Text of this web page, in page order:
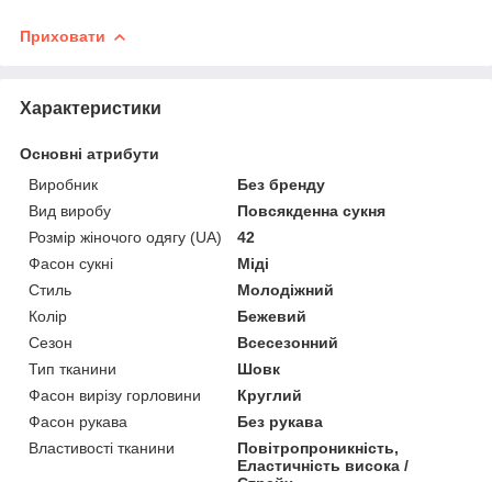
Приховати
Характеристики
Основні атрибути
Виробник
Без бренду
Вид виробу
Повсякденна сукня
Розмір жіночого одягу (UA)
42
Фасон сукні
Міді
Стиль
Молодіжний
Колір
Бежевий
Сезон
Всесезонний
Тип тканини
Шовк
Фасон вирізу горловини
Круглий
Фасон рукава
Без рукава
Властивості тканини
Повітропроникність,
Еластичність висока /